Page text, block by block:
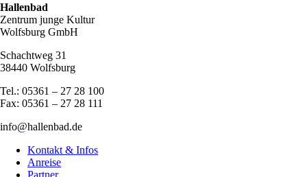
Hallenbad
Zentrum junge Kultur
Wolfsburg GmbH
Schachtweg 31
38440 Wolfsburg
Tel.: 05361 – 27 28 100
Fax: 05361 – 27 28 111
info@hallenbad.de
Kontakt & Infos
Anreise
Partner